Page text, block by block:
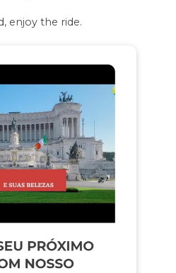
enjoy the ride.